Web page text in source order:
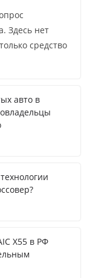
Здесь нет
средство
авто в
X55 в РФ